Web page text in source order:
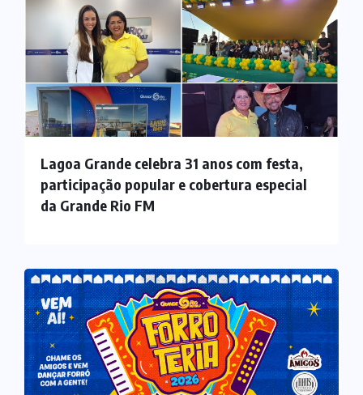
Lagoa Grande celebra 31 anos com festa,
participação popular e cobertura especial
da Grande Rio FM